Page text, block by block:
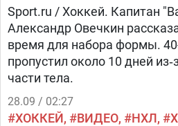
Sport.ru / Хоккей. Капитан
Александр Овечкин
время для набора формы.
пропустил около 10 дней
части тела.
28.09 / 02:27
ХОККЕЙ ВИДЕО НХЛ